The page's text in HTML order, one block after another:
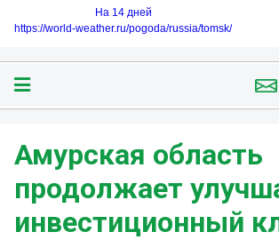
На 14 дней
https://world-weather.ru/pogoda/russia/tomsk/
️Амурская область
продолжает
инвестиционный